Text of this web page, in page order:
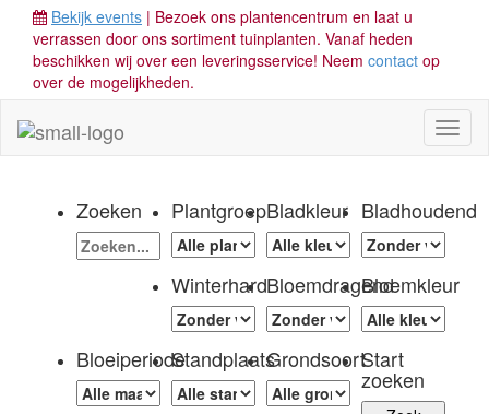
Bekijk events | Bezoek ons plantencentrum en laat u
verrassen door ons sortiment tuinplanten. Vanaf heden
beschikken wij over een leveringsservice! Neem contact op
over de mogelijkheden.
Zoeken PlantgroepBladkleur Bladhoudend
WinterhardBloemdragendBloemkleur
BloeiperiodeStandplaatsGrondsoortStart
zoeken